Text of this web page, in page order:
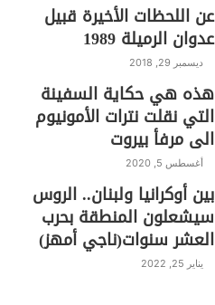
عن اللحظات الأخيرة قبيل
عدوان الرميلة 1989
ديسمبر 29, 2018
هذه هي حكاية السفينة
التي نقلت نترات الأمونيوم
الى مرفأ بيروت
أغسطس 5, 2020
بين أوكرانيا ولبنان.. الروس
سيشعلون المنطقة بحرب
العشر سنوات(ناجي أمهز)
يناير 25, 2022